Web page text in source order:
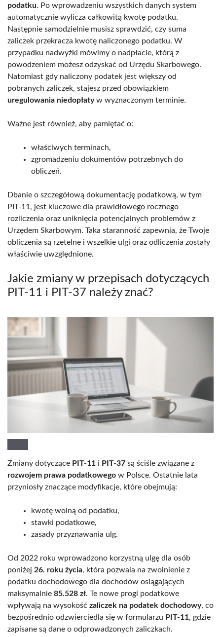
podatku. Po wprowadzeniu wszystkich danych system
automatycznie wylicza całkowitą kwotę podatku.
Następnie samodzielnie musisz sprawdzić, czy suma
zaliczek przekracza kwotę naliczonego podatku. W
przypadku nadwyżki mówimy o nadpłacie, którą z
powodzeniem możesz odzyskać od Urzędu Skarbowego.
Natomiast gdy naliczony podatek jest większy od
pobranych zaliczek, stajesz przed obowiązkiem
uregulowania niedopłatyw wyznaczonym terminie.
Ważne jest również, aby pamiętać o:
właściwych terminach,
zgromadzeniu dokumentów potrzebnych do
obliczeń.
Dbanie o szczegółową dokumentację podatkową, w tym
PIT-11, jest kluczowe dla prawidłowego rocznego
rozliczenia oraz uniknięcia potencjalnych problemów z
Urzędem Skarbowym. Taka staranność zapewnia, że Twoje
obliczenia są rzetelne i wszelkie ulgi oraz odliczenia zostały
właściwie uwzględnione.
Jakie zmiany w przepisach dotyczących
PIT-11 i PIT-37 należy znać?
Zmiany dotyczące PIT-11 i PIT-37 są ściśle związane z
rozwojem prawa podatkowego w Polsce. Ostatnie lata
przyniosły znaczące modyfikacje, które obejmują:
kwotę wolną od podatku,
stawki podatkowe,
zasady przyznawania ulg.
Od 2022 roku wprowadzono korzystną ulgę dla osób
poniżej 26. roku życia, która pozwala na zwolnienie z
podatku dochodowego dla dochodów osiągających
maksymalnie 85.528 zł. Te nowe progi podatkowe
wpływają na wysokość zaliczek na podatek dochodowy, co
bezpośrednio odzwierciedla się w formularzu PIT-11, gdzie
zapisane są dane o odprowadzonych zaliczkach.